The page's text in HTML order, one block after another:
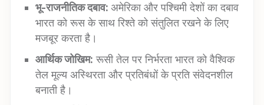
भू-राजनीतिक दबाव: अमेरिका और पश्चिमी देशों का दबाव
भारत को रूस के साथ रिश्ते को संतुलित रखने के लिए
मजबूर करता है।
आर्थिक जोखिम: रूसी तेल पर निर्भरता भारत को वैश्विक
तेल मूल्य अस्थिरता और प्रतिबंधों के प्रति संवेदनशील
बनाती है।